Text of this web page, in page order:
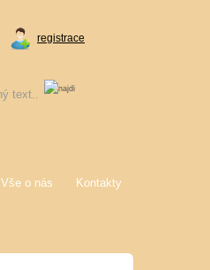
registrace
Kontakty
Vše o nás